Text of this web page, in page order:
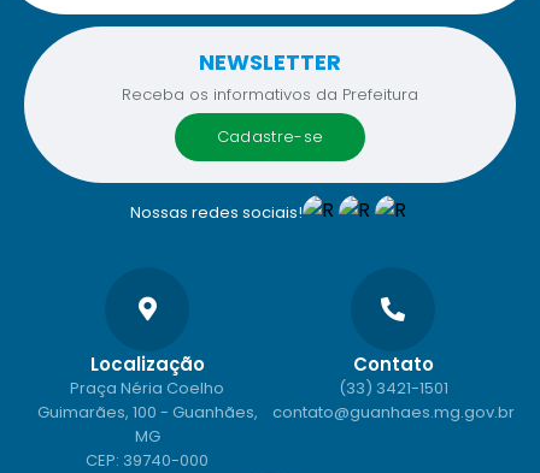
Nossas redes sociais!
NEWSLETTER
Receba os informativos da Prefeitura
cadastre-se
Localização
Praça Néria Coelho
Guimarães, 100 - Guanhães,
MG
CEP: 39740-000
Contato
(33) 3421-1501
contato@guanhaes.mg.gov.br